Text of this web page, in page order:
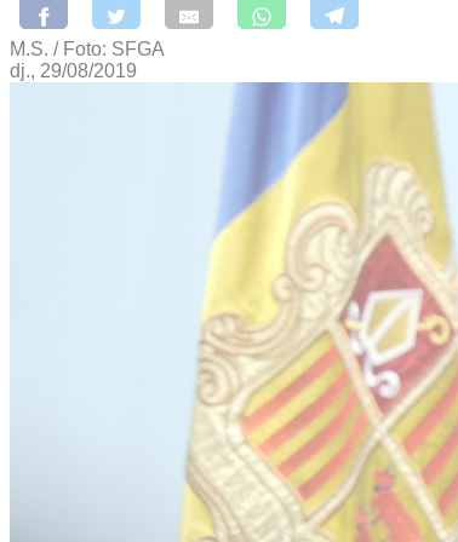
M.S. / Foto: SFGA
dj., 29/08/2019